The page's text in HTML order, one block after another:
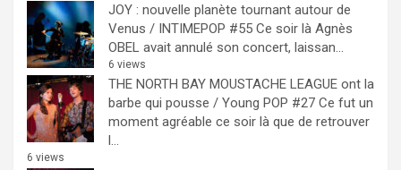
JOY : nouvelle planète tournant autour de
Venus / INTIMEPOP #55 Ce soir là Agnès
OBEL avait annulé son concert, laissan...
6 views
THE NORTH BAY MOUSTACHE LEAGUE ont la
barbe qui pousse / Young POP #27 Ce fut un
moment agréable ce soir là que de retrouver
l...
6 views